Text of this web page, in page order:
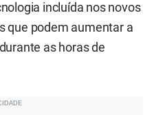
incluída nos novos
que podem aumentar a
as horas de